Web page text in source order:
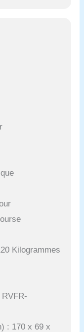
Kilogrammes
: 170 x 69 x